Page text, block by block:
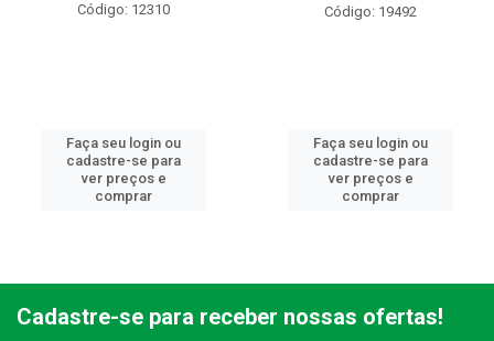
Código: 12310
Faça seu login ou
cadastre-se para
ver preços e
comprar
Código: 19492
Faça seu login ou
cadastre-se para
ver preços e
comprar
Cadastre-se para receber nossas ofertas!